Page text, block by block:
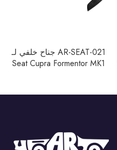
AR-SEAT-021 جناح خلفي لـ
Seat Cupra Formentor MK1